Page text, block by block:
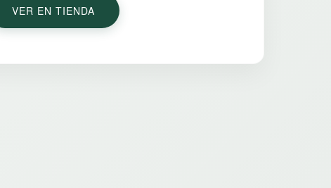
VER EN TIENDA